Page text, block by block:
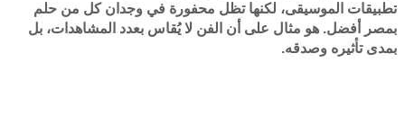
تطبيقات الموسيقى، لكنها تظل محفورة في وجدان كل من حلم
بمصر أفضل. هو مثال على أن الفن لا يُقاس بعدد المشاهدات، بل
بمدى تأثيره وصدقه.